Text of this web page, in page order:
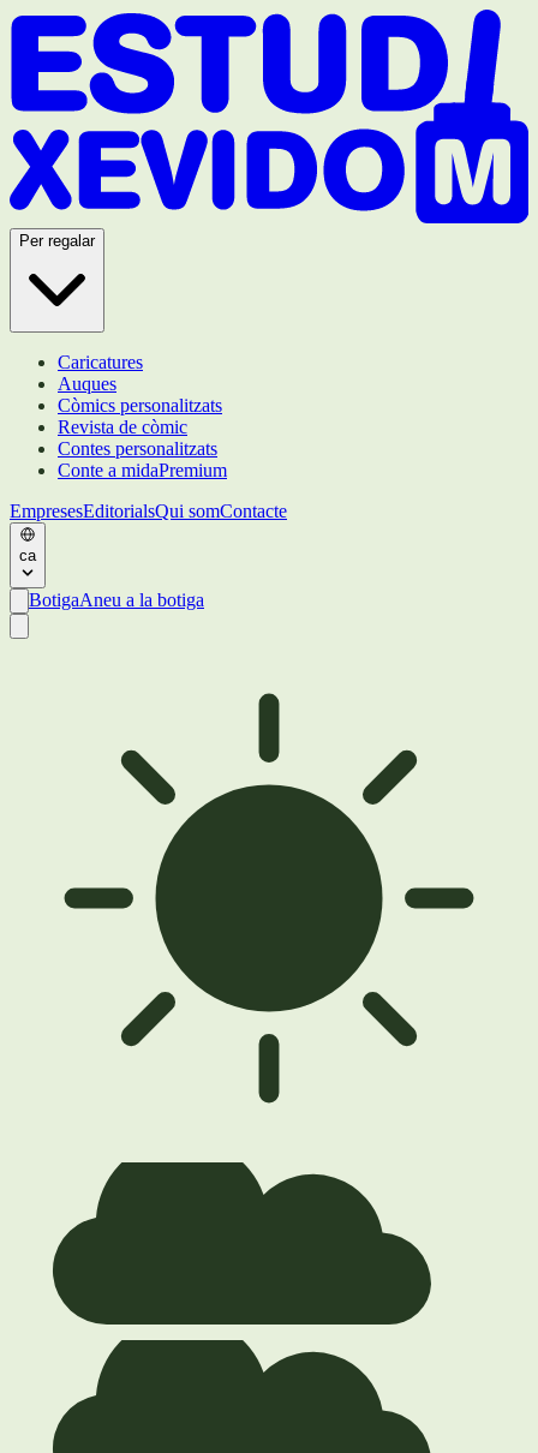
Per regalar
Caricatures
Auques
Còmics personalitzats
Revista de còmic
Contes personalitzats
Conte a midaPremium
EmpresesEditorialsQui somContacte
ca
BotigaAneu a la botiga